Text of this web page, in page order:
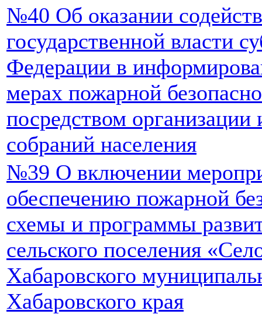
№40 Об оказании
государственной власти
Федерации в
мерах пожарной
посредством организации
собраний населения
№39 О включении
обеспечению пожарной
схемы и программы
сельского поселения
Хабаровского
Хабаровского края